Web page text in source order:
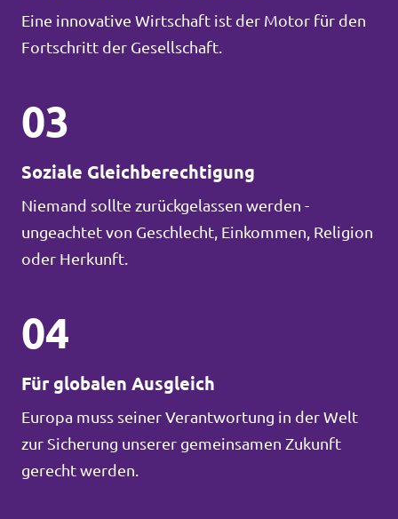
Eine innovative Wirtschaft ist der Motor für den
Fortschritt der Gesellschaft.
03
Soziale Gleichberechtigung
Niemand sollte zurückgelassen werden -
ungeachtet von Geschlecht, Einkommen, Religion
oder Herkunft.
04
Für globalen Ausgleich
Europa muss seiner Verantwortung in der Welt
zur Sicherung unserer gemeinsamen Zukunft
gerecht werden.